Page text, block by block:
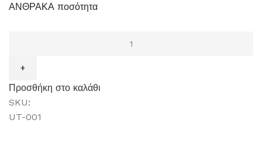
ΑΝΘΡΑΚΑ ποσότητα
Προσθήκη στο καλάθι
SKU:
UT-001